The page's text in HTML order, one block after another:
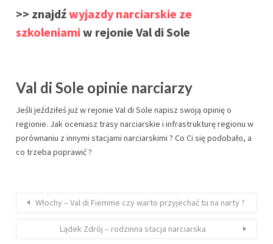
>> znajdźwyjazdy narciarskie ze
szkoleniami w rejonie Val di Sole
Val di Sole opinie narciarzy
Jeśli jeździłeś już w rejonie Val di Sole napisz swoją opinię o
regionie. Jak oceniasz trasy narciarskie i infrastrukturę regionu w
porównaniu z innymi stacjami narciarskimi ? Co Ci się podobało, a
co trzeba poprawić ?
Włochy – Val di Fiemme czy warto przyjechać tu na narty ?
Lądek Zdrój – rodzinna stacja narciarska